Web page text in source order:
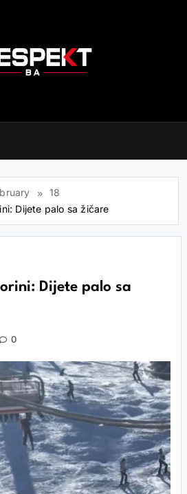
18
Dijete palo sa žičare
Dijete palo sa
0